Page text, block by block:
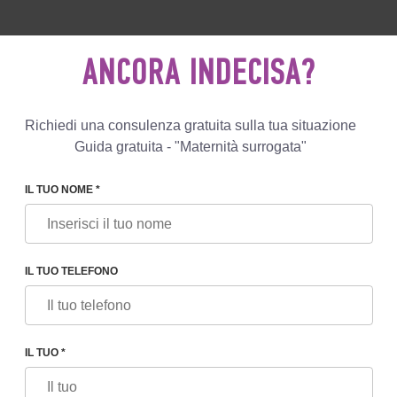
596 812
Recensioni Blog Programmi
INESSA RUSKOL
internazionali
di programmi per i clienti stranieri
ANCORA INDECISA?
Richiedi una consulenza gratuita sulla tua situazione
Guida gratuita - "Maternità surrogata"
IL TUO NOME *
IL TUO TELEFONO
IL TUO *